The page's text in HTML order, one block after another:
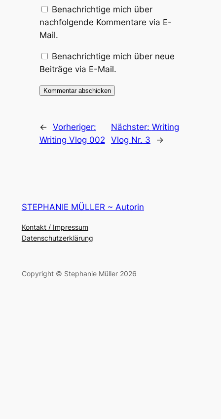
Benachrichtige mich über
nachfolgende Kommentare via E-
Mail.
Benachrichtige mich über neue
Beiträge via E-Mail.
← Vorheriger:
Writing Vlog 002
Nächster: Writing
Vlog Nr. 3
→
STEPHANIE MÜLLER ~ Autorin
Kontakt / Impressum
Datenschutzerklärung
Copyright © Stephanie Müller 2026